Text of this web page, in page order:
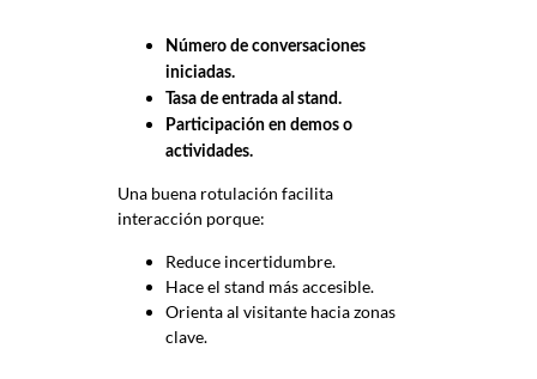
Número de conversaciones
iniciadas.
Tasa de entrada al stand.
Participación en demos o
actividades.
Una buena rotulación facilita
interacción porque:
Reduce incertidumbre.
Hace el stand más accesible.
Orienta al visitante hacia zonas
clave.